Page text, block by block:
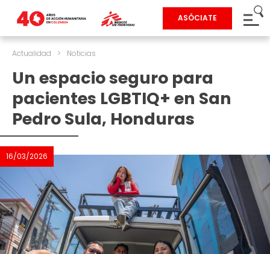
ASÓCIATE
Actualidad > Noticias
Un espacio seguro para
pacientes LGBTIQ+ en San
Pedro Sula, Honduras
16/03/2026